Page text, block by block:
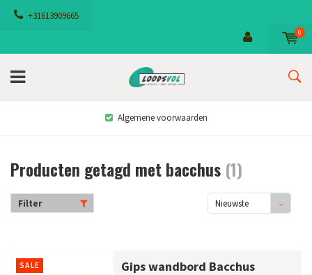
+31613909665
0
Algemene voorwaarden
Producten getagd met bacchus (1)
Filter
Nieuwste
SALE Gips wandbord Bacchus